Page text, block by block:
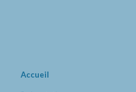
Accueil